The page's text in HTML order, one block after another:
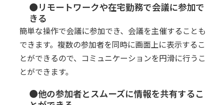
●リモートワークや在宅勤務で会議に参加で
きる
簡単な操作で会議に参加でき、会議を主催することも
できます。複数の参加者を同時に画面上に表示するこ
とができるので、コミュニケーションを円滑に行うこ
とができます。
●他の参加者とスムーズに情報を共有するこ